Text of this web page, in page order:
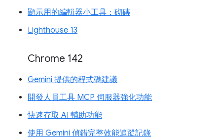
顯示用的編輯器小工具：砌磚
Lighthouse 13
Chrome 142
Gemini 提供的程式碼建議
開發人員工具 MCP 伺服器強化功能
快速存取 AI 輔助功能
使用 Gemini 偵錯完整效能追蹤記錄